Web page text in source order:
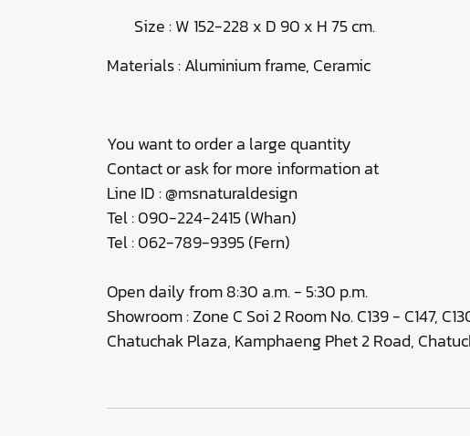
Size : W 152-228 x D 90 x H 75 cm.
Materials : Aluminium frame, Ceramic
You want to order a large quantity
Contact or ask for more information at
Line ID : @msnaturaldesign
Tel : 090-224-2415 (Whan)
Tel : 062-789-9395 (Fern)
Open daily from 8:30 a.m. - 5:30 p.m.
Showroom : Zone C Soi 2 Room No. C139 - C147,
Chatuchak Plaza, Kamphaeng Phet 2 Road,